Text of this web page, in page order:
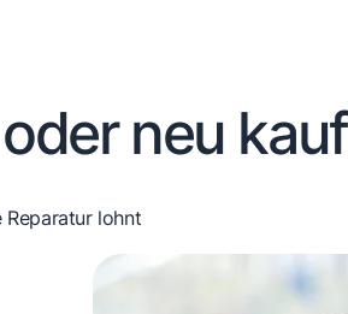
neu
lohnt